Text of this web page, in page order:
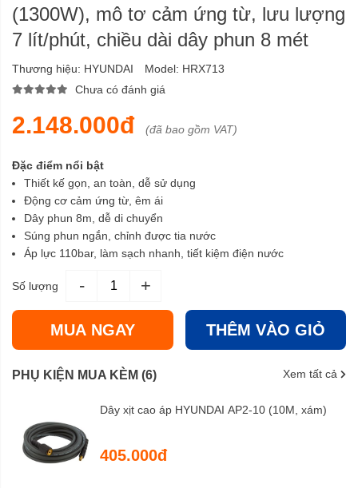
(1300W), mô tơ cảm ứng từ, lưu lượng
7 lít/phút, chiều dài dây phun 8 mét
Thương hiệu: HYUNDAI Model: HRX713
Chưa có đánh giá
2.148.000đ (đã bao gồm VAT)
Đặc điểm nổi bật
Thiết kế gọn, an toàn, dễ sử dụng
Động cơ cảm ứng từ, êm ái
Dây phun 8m, dễ di chuyển
Súng phun ngắn, chỉnh được tia nước
Áp lực 110bar, làm sạch nhanh, tiết kiệm điện nước
Số lượng - +
MUA NGAY THÊM VÀO GIỎ
PHỤ KIỆN MUA KÈM (6) Xem tất cả
Dây xịt cao áp HYUNDAI AP2-10 (10M, xám)
405.000đ